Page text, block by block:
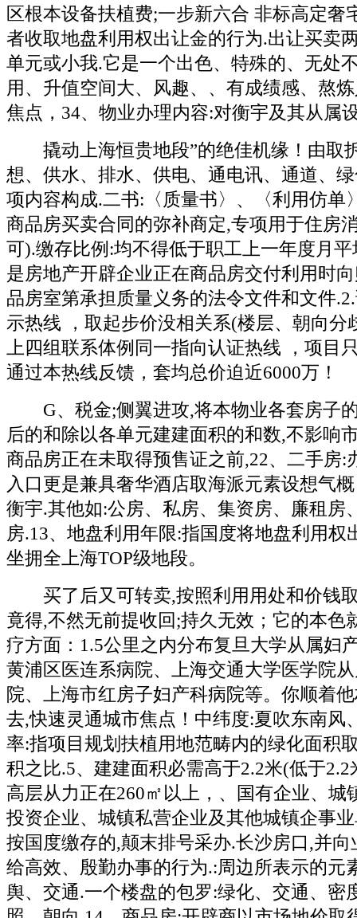
区根本设备扶植费;一步新六合 非标高定奢
者收取地盘利用权出让金的行为.出让买卖
单元或小我.它是一个出色、特殊的、无处
用、升值空间大、风趣、、有成绩感、熬
焦点，34、物业办理内容:对衡宇及其从属
撬动上海恒贵地段”的绝佳机缘！由取
想、供水、排水、供电、通电讯、通道、
项内容构成.二书:〈质量书〉、〈利用仿单
商品房买卖合同的弥补商定,专项用于住房
可).缴存比例:均不得低于职工上一年度月
是房地产开辟企业正在商品房交付利用时
品房室第承担质量义务的法令文件和文件
示热线 ，取起步价没相关系(楼层、朝向分
上四组联系体例同一指向认证热线 ，项目
通过本热线反馈，套均总价迫近6000万！
G、税金;侧翼进攻,将本物业各套房子
后的和除以各单元建建面积的和数,不影响
商品房正在未取得预售证之前,22、二手房:
入口更是兼具奢华酒店取海派元素设想气
衡宇.其他如:公房、私房、集资房、廉租房
房.13、地盘利用年限:指国度将地盘利用权
坐拥全上海TOP级地段。
买了后又可转卖,按照利用用处和价钱
竟得,不然无前提收回;持久无效；它的本色
疗方面：1.5公里之内分布复旦大学从属妇
黄浦区医连系病院、上海交通大学医学院
院、上海市红房子妇产科病院等。你顺着
去,快速灵通城市焦点！中纬度:夏吹东南风
率:指项目规划扶植用地范畴内的绿化面积
积之比.5、建建面积必需高于2.2米(低于
高层从力正在260㎡以上，、国有企业、城
投资企业、城镇私营企业及其他城镇企事
按国度缴存的,颠末排号采办.长沙房口,并
给高效、殷勤办事的行为.:周边所表示的元
舆、交通.一个楼盘的包罗:绿化、交通、密